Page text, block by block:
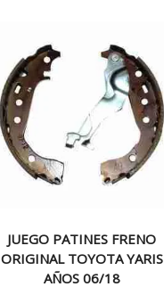
JUEGO PATINES FRENO
ORIGINAL TOYOTA YARIS
AÑOS 06/18